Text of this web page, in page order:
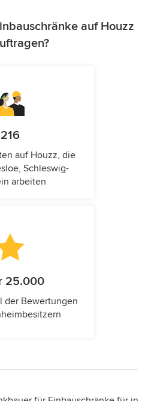
auf Houzz
216
auf Houzz, die
Schleswig-
arbeiten
25.000
der Bewertungen